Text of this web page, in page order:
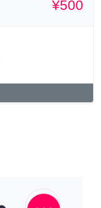
¥500